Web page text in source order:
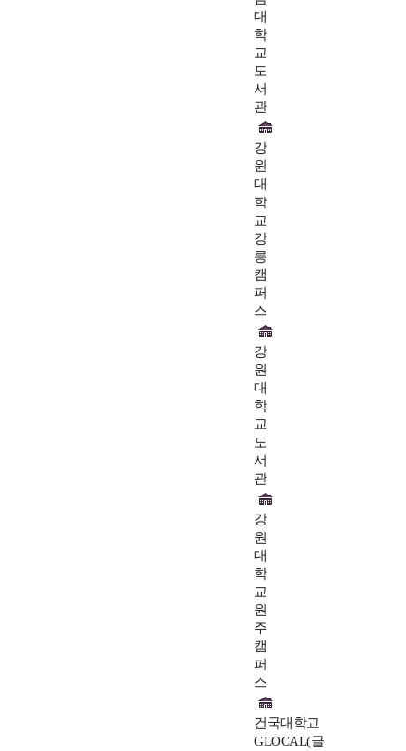
대
학
교
도
서
관
강
원
대
학
교
강
릉
캠
퍼
스
강
원
대
학
교
도
서
관
강
원
대
학
교
원
주
캠
퍼
스
건국대학교
GLOCAL(글